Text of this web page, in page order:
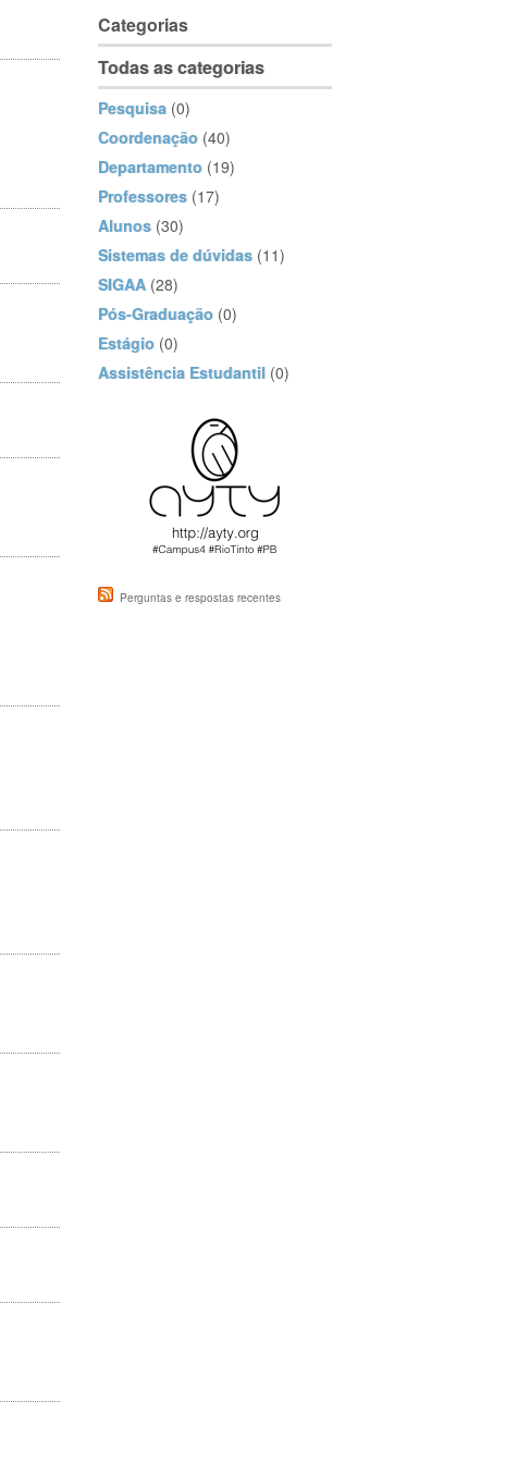
Categorias
Todas as categorias
Pesquisa (0)
Coordenação (40)
Departamento (19)
Professores (17)
Alunos (30)
Sistemas de dúvidas (11)
SIGAA (28)
Pós-Graduação (0)
Estágio (0)
Assistência Estudantil (0)
Perguntas e respostas recentes